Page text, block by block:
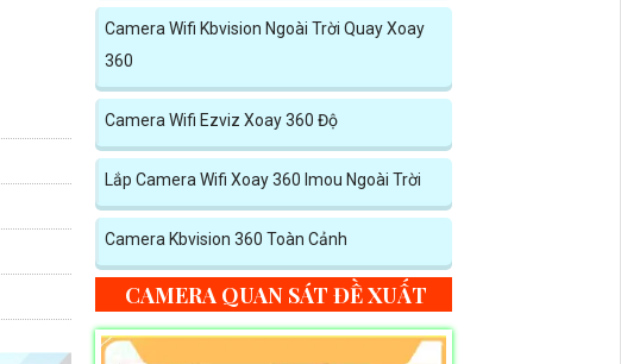
Camera Wifi Kbvision Ngoài Trời Quay Xoay
360
Camera Wifi Ezviz Xoay 360 Độ
Lắp Camera Wifi Xoay 360 Imou Ngoài Trời
Camera Kbvision 360 Toàn Cảnh
CAMERA QUAN SÁT ĐỀ XUẤT